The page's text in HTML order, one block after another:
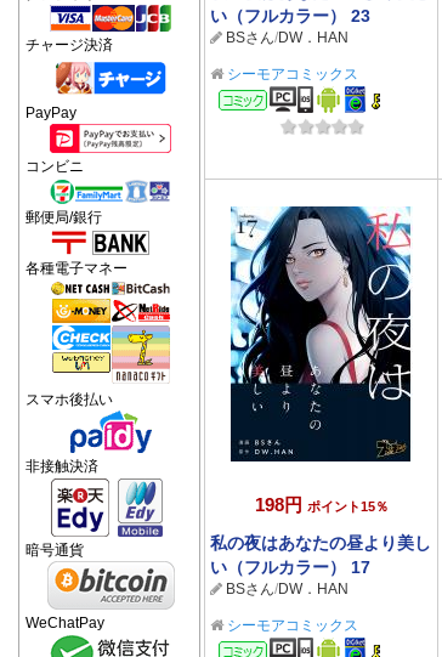
い（フルカラー） 23
BSさん/DW．HAN
シーモアコミックス
コミック
198円 ポイント15％
私の夜はあなたの昼より美し
い（フルカラー） 17
BSさん/DW．HAN
シーモアコミックス
コミック
チャージ決済
PayPay
コンビニ
郵便局/銀行
各種電子マネー
スマホ後払い
非接触決済
暗号通貨
WeChatPay